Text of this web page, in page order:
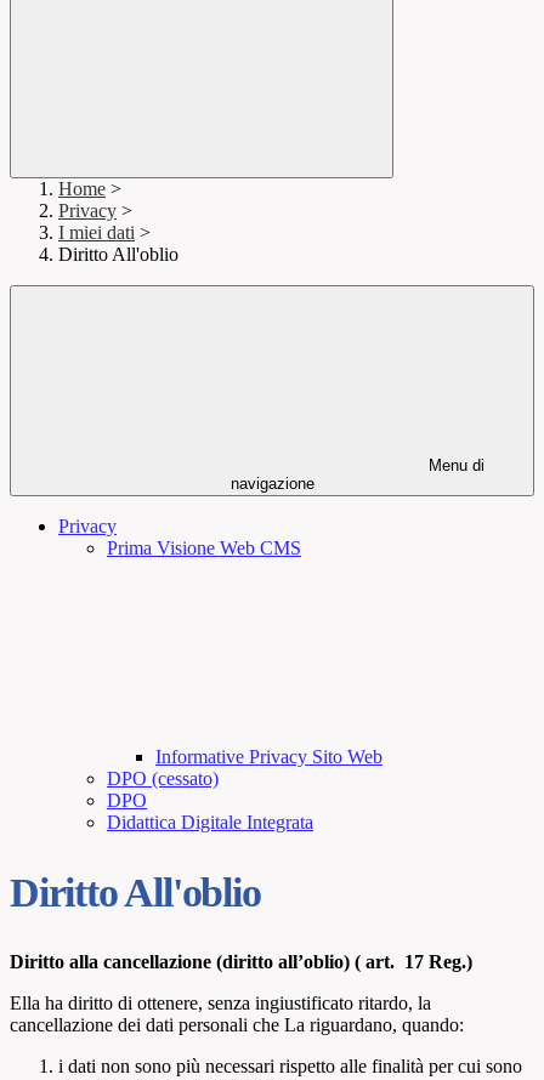
Home >
Privacy >
I miei dati >
Diritto All'oblio
Menu di
navigazione
Privacy
Prima Visione Web CMS
Informative Privacy Sito Web
DPO (cessato)
DPO
Didattica Digitale Integrata
Diritto All'oblio
Diritto alla cancellazione (diritto all’oblio) ( art. 17 Reg.)
Ella ha diritto di ottenere, senza ingiustificato ritardo, la
cancellazione dei dati personali che La riguardano, quando:
i dati non sono più necessari rispetto alle finalità per cui sono